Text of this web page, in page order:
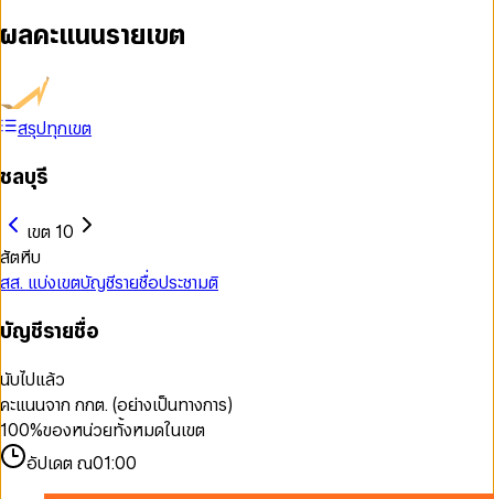
ผลคะแนนรายเขต
สรุปทุกเขต
ชลบุรี
เขต 10
สัตหีบ
สส. แบ่งเขตบัญชีรายชื่อประชามติ
บัญชีรายชื่อ
นับไปแล้ว
คะแนนจาก กกต. (อย่างเป็นทางการ)
100%ของหน่วยทั้งหมดในเขต
อัปเดต ณ01:00